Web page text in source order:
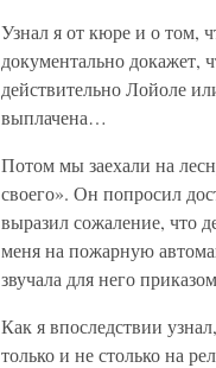
Узнал я от кюре и о том,
документально докажет,
действительно Лойоле
выплачена…
Потом мы заехали на
своего». Он попросил
выразил сожаление, что
меня на пожарную
звучала для него
Как я впоследствии
только и не столько на